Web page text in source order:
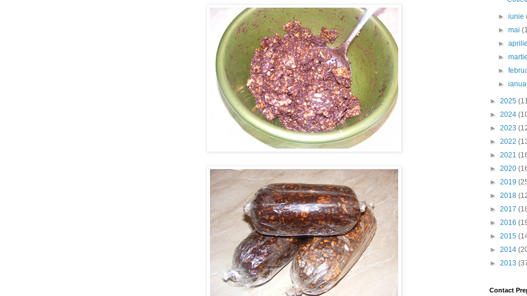
►iunie
►mai
►
►
►
►
► 2025
► 2024
► 2023
► 2022
► 2021
► 2020
► 2019
► 2018
► 2017
► 2016
► 2015
► 2014
► 2013
Contact